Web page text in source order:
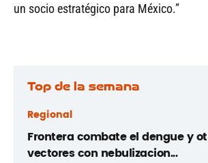
un socio estratégico para México.”
Top de la semana
Regional
Frontera combate el dengue y
vectores con nebulizacion...